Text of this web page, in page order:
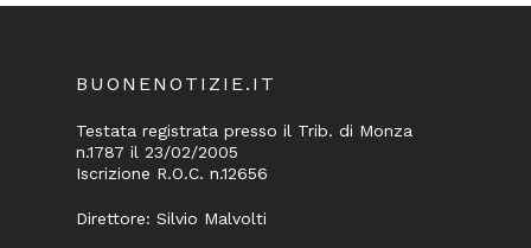
BUONENOTIZIE.IT
Testata registrata presso il Trib. di Monza
n.1787 il 23/02/2005
Iscrizione R.O.C. n.12656
Direttore: Silvio Malvolti